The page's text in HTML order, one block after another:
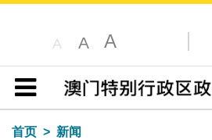
A A A
目录
首页
新闻